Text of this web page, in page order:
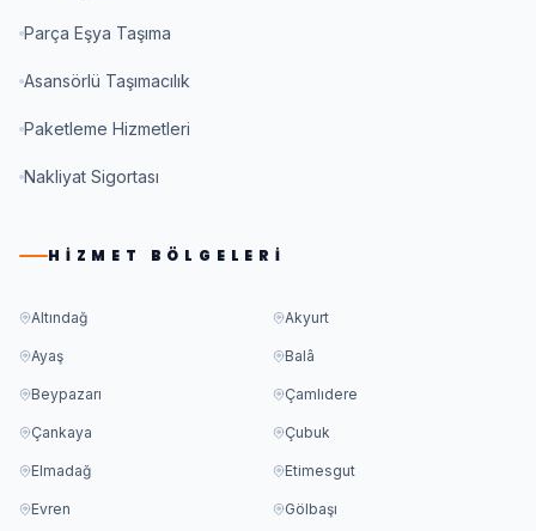
Parça Eşya Taşıma
Asansörlü Taşımacılık
Paketleme Hizmetleri
Nakliyat Sigortası
HIZMET BÖLGELERI
Altındağ Akyurt
Ayaş Balâ
Beypazarı Çamlıdere
Çankaya Çubuk
Elmadağ Etimesgut
Evren Gölbaşı